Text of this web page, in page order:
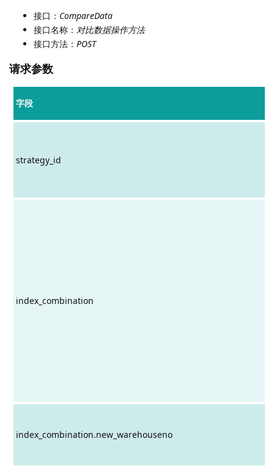
接口： CompareData
接口名称： 对比数据操作方法
接口方法： POST
请求参数
字段
strategy_id
index_combination
index_combination.new_warehouseno